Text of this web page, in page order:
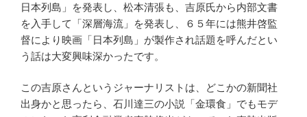
日本列島」を発表し、松本清張も、吉原氏から内部文書
を入手して「深層海流」を発表し、６５年には熊井啓監
督により映画「日本列島」が製作され話題を呼んだとい
う話は大変興味深かったです。
この吉原さんというジャーナリストは、どこかの新聞社
出身かと思ったら、石川達三の小説「金環食」でもモデ